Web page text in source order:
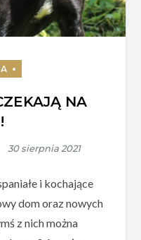
NA
i kochające
dom oraz nowych
z nich można